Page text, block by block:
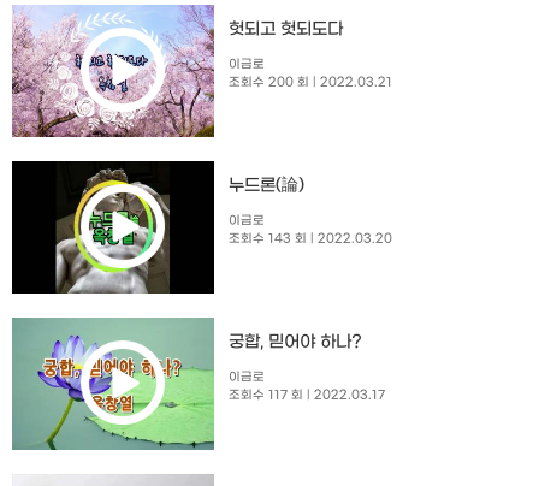
헛되고 헛되도다
이금로
조회수 200 회
| 2022.03.21
누드론(論)
이금로
조회수 143 회
| 2022.03.20
궁합, 믿어야 하나?
이금로
조회수 117 회
| 2022.03.17